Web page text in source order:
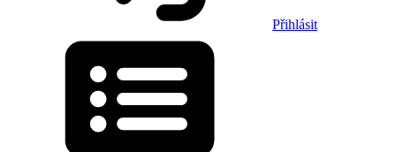
Přihlásit